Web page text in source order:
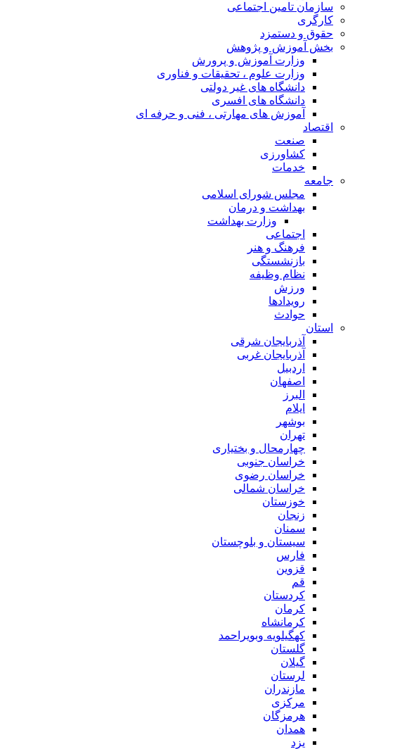
سازمان تامین اجتماعی
کارگری
حقوق و دستمزد
بخش آموزش و پژوهش
وزارت آموزش و پرورش
وزارت علوم ، تحقیقات و فناوری
دانشگاه های غیر دولتی
دانشگاه های افسری
آموزش های مهارتی ، فنی و حرفه ای
اقتصاد
صنعت
کشاورزی
خدمات
جامعه
مجلس شورای اسلامی
بهداشت و درمان
وزارت بهداشت
اجتماعی
فرهنگ و هنر
بازنشستگی
نظام وظیفه
ورزش
رویدادها
حوادث
استان
آذربایجان شرقی
آذربایجان غربی
اردبیل
اصفهان
البرز
ایلام
بوشهر
تهران
چهارمحال و بختیاری
خراسان جنوبی
خراسان رضوی
خراسان شمالی
خوزستان
زنجان
سمنان
سیستان و بلوچستان
فارس
قزوین
قم
کردستان
کرمان
کرمانشاه
کهگیلویه وبویراحمد
گلستان
گیلان
لرستان
مازندران
مرکزی
هرمزگان
همدان
یزد